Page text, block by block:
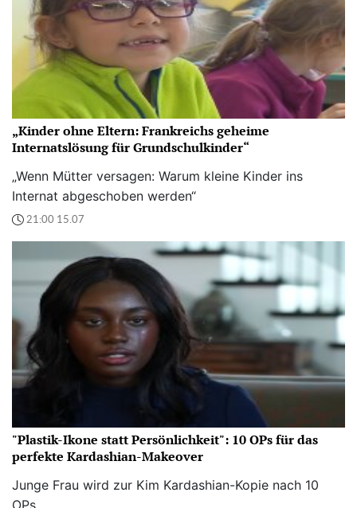
„Kinder ohne Eltern: Frankreichs geheime
Internatslösung für Grundschulkinder“
„Wenn Mütter versagen: Warum kleine Kinder ins
Internat abgeschoben werden“
21:00 15.07
"Plastik-Ikone statt Persönlichkeit": 10 OPs für das
perfekte Kardashian-Makeover
Junge Frau wird zur Kim Kardashian-Kopie nach 10